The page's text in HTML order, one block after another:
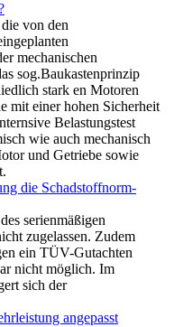
von den
mechanischen
sog.Baukastenprinzip
stark en Motoren
mit einer hohen Sicherheit
Belastungstest
wie auch mechanisch
und Getriebe sowie
die Schadstoffnorm-
serienmäßigen
zugelassen. Zudem
ein TÜV-Gutachten
nicht möglich. Im
sich der
angepasst